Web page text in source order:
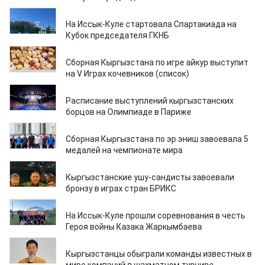
На Иссык-Куле стартовала Спартакиада на
Кубок председателя ГКНБ
02.09.2024
Сборная Кыргызстана по игре айкур выступит
на V Играх кочевников (список)
02.08.2024
Расписание выступлений кыргызстанских
борцов на Олимпиаде в Париже
24.06.2024
Сборная Кыргызстана по эр эниш завоевала 5
медалей на чемпионате мира
18.06.2024
Кыргызстанские ушу-сандисты завоевали
бронзу в играх стран БРИКС
12.05.2024
На Иссык-Куле прошли соревнования в честь
Героя войны Казака Жаркымбаева
24.04.2024
Кыргызстанцы обыграли команды известных в